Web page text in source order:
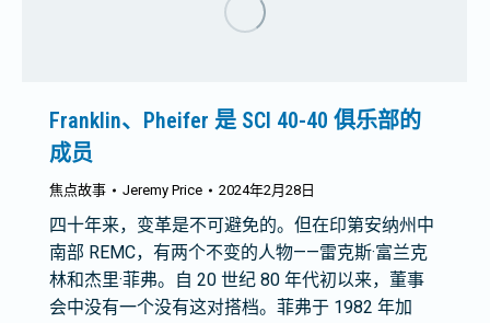
Franklin、Pheifer 是 SCI 40-40 俱乐部的
成员
焦点故事 Jeremy Price 2024年2月28日
四十年来，变革是不可避免的。但在印第安纳州中
南部 REMC，有两个不变的人物——雷克斯·富兰克
林和杰里·菲弗。自 20 世纪 80 年代初以来，董事
会中没有一个没有这对搭档。菲弗于 1982 年加